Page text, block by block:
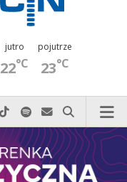
jutro
22°C
pojutrze
23°C
do nas zadzwoń
na Facebook-u
nas na X
Odwiedź nas na Instagram-ie
Odwiedź nas na TikTok-u
Szukaj nas na Spotify
Wyślij do nas
Szukaj